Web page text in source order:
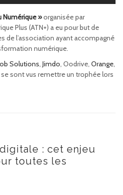
Numérique »organisée par
Plus (ATN+) a eu pour but de
de l’association ayant accompagné
numérique.
Solutions, Jimdo, Oodrive, Orange,
sont vus remettre un trophée lors
: cet enjeu
toutes les